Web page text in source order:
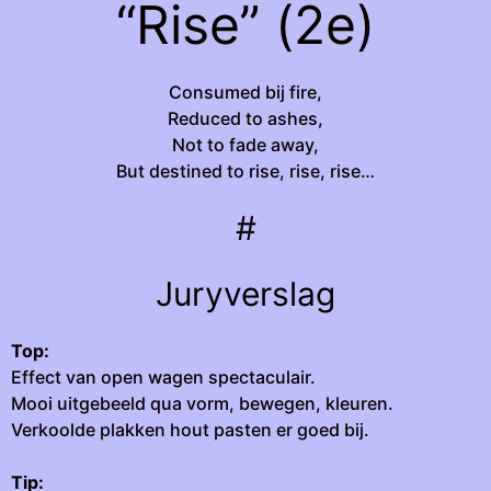
“Rise” (2e)
Consumed bij fire,
Reduced to ashes,
Not to fade away,
But destined to rise, rise, rise…
#
Juryverslag
Top:
Effect van open wagen spectaculair.
Mooi uitgebeeld qua vorm, bewegen, kleuren.
Verkoolde plakken hout pasten er goed bij.
Tip: